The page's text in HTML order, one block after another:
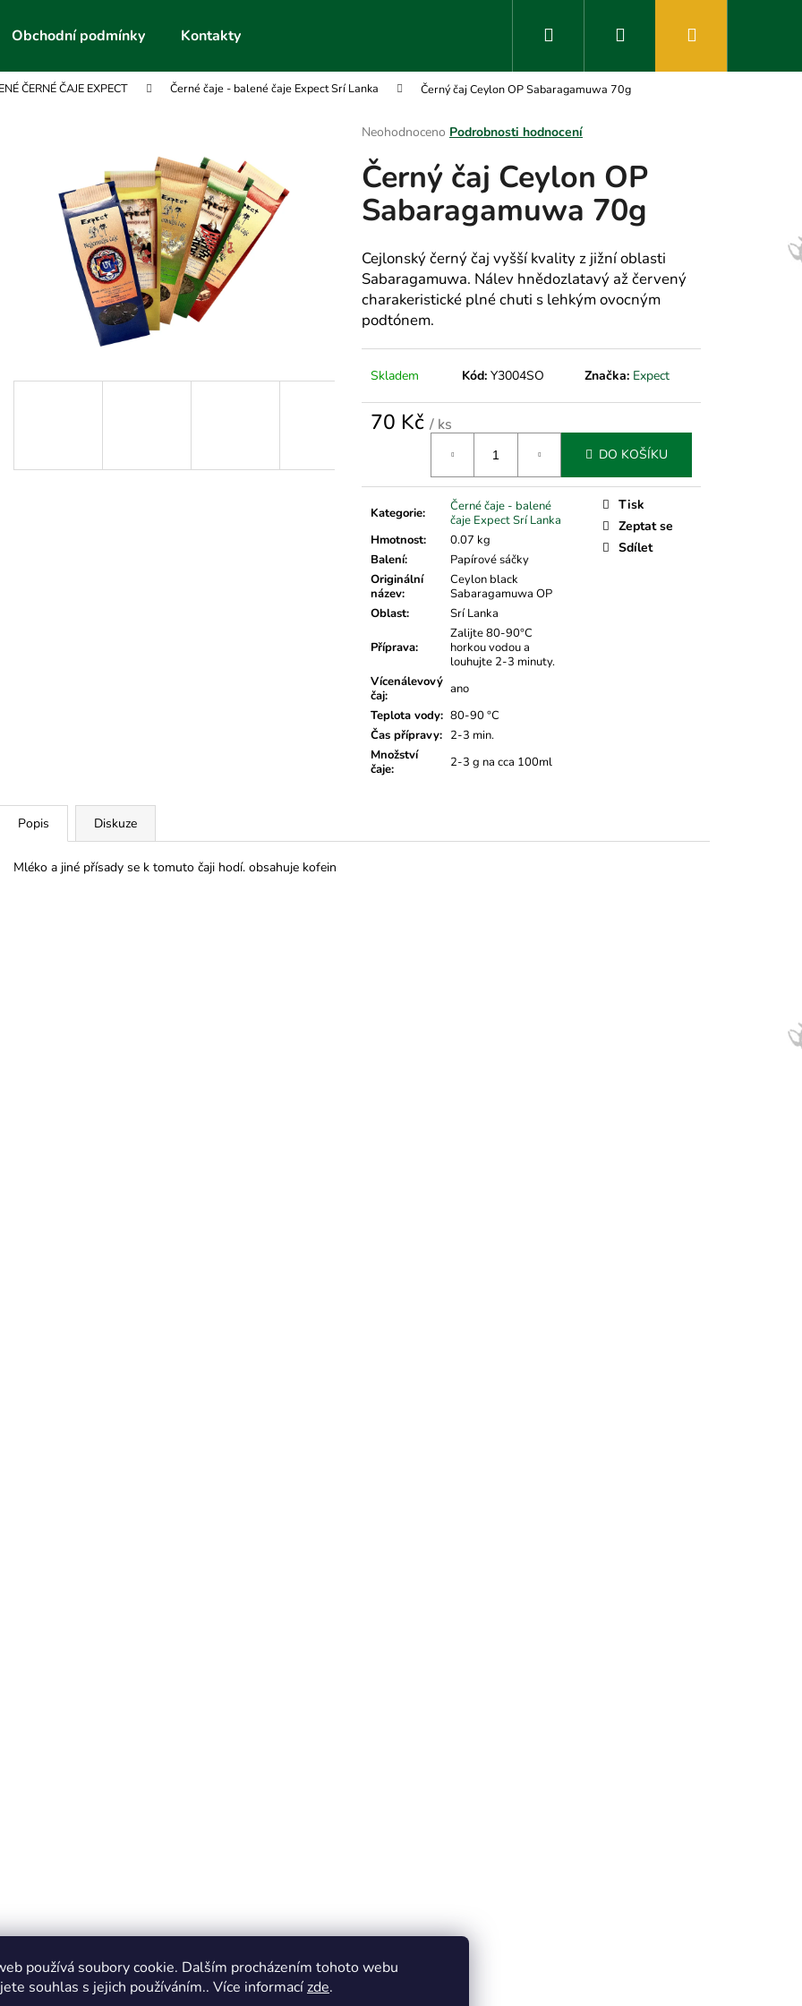
používá soubory cookie. Dalším procházením tohoto webu
souhlas s jejich používáním.. Více informacízde.
Obchodní podmínky Kontakty Hledat Přihlášení
ČERNÉ ČAJE EXPECT Černé čaje - balené čaje Expect Srí Lanka Černý čaj Ceylon OP Sabaragamuwa 70g
Průměrné
produktu
je
0,0
z
hvězdiček.
Neohodnoceno Podrobnosti hodnocení
Černý čaj Ceylon OP
Sabaragamuwa 70g
Cejlonský černý čaj vyšší kvality z jižní oblasti
Sabaragamuwa. Nálev hnědozlatavý až červený
charakeristické plné chuti s lehkým ovocným
podtónem.
Skladem Kód: Y3004SO Značka: Expect
70 Kč / ks
DO KOŠÍKU
Kategorie:
Černé čaje - balené
čaje Expect Srí Lanka
Hmotnost:
0.07 kg
Balení:
Papírové sáčky
Originální
název:
Ceylon black
Sabaragamuwa OP
Oblast: Srí Lanka
Příprava:
Zalijte 80-90°C
horkou vodou a
louhujte 2-3 minuty.
Vícenálevový
čaj:
ano
Teplota vody: 80-90 °C
Čas přípravy: 2-3 min.
Množství
čaje: 2-3 g na cca 100ml
Tisk
Zeptat se
Sdílet
Popis Diskuze
Mléko a jiné přísady se k tomuto čaji hodí. obsahuje kofein
Co potřebujete najít?
HLEDAT
Doporučujeme